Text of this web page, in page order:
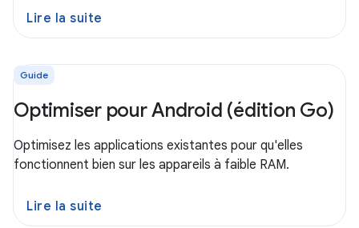
Lire la suite
Guide
Optimiser pour Android (édition Go)
Optimisez les applications existantes pour qu'elles
fonctionnent bien sur les appareils à faible RAM.
Lire la suite